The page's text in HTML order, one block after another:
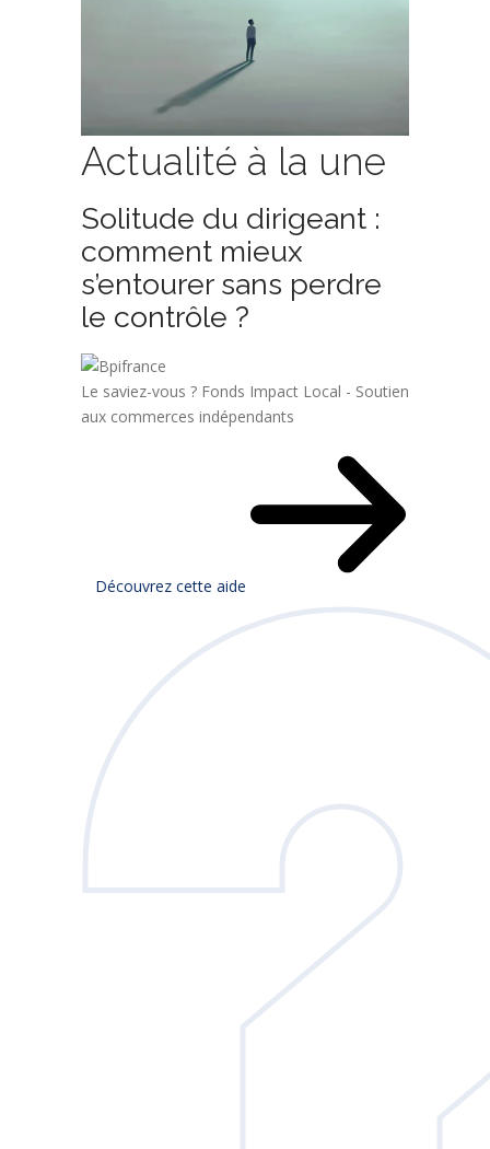
Actualité à la une
Solitude du dirigeant :
comment mieux
s’entourer sans perdre
le contrôle ?
Le saviez-vous ? Fonds Impact Local - Soutien
aux commerces indépendants
Découvrez cette aide